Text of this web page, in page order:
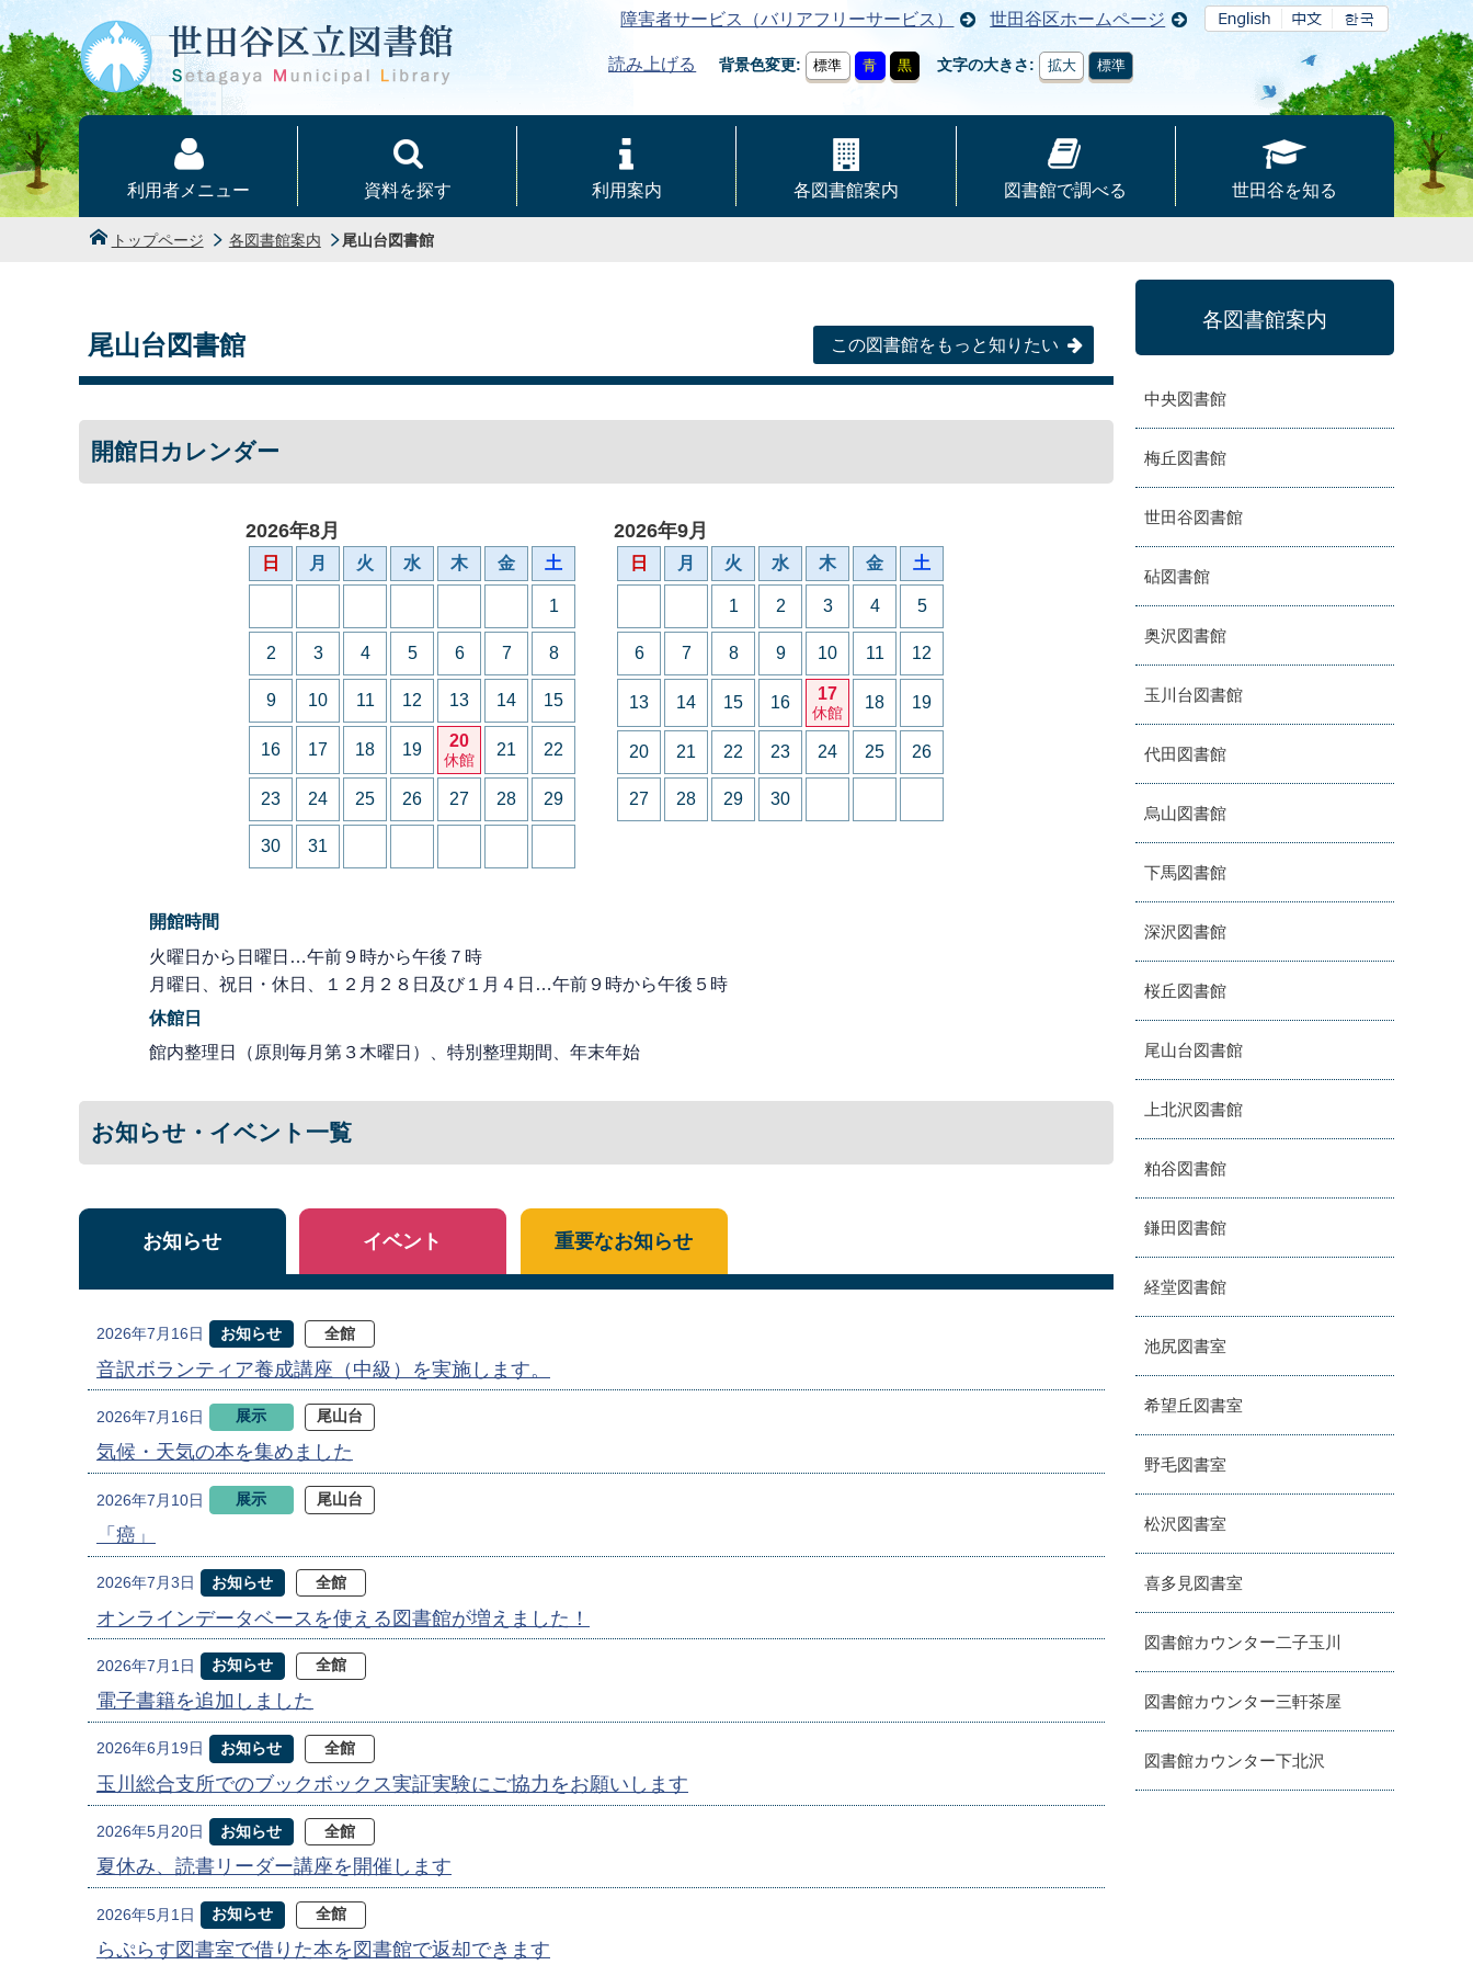
本文へ
障害者サービス（バリアフリーサービス） 世田谷区ホームページ
読み上げる 背景色変更 標準 青 黒 文字の大きさ 拡大 標準
利用者メニュー 資料を探す 利用案内 各図書館案内 図書館で調べる 世田谷を知る
トップページ 各図書館案内 尾山台図書館
尾山台図書館 この図書館をもっと知りたい
開館日カレンダー
2026年8月
日 月 火 水 木 金 土
1
2 3 4 5 6 7 8
9 10 11 12 13 14 15
16 17 18 19 20
休館
21 22
23 24 25 26 27 28 29
30 31
2026年9月
日 月 火 水 木 金 土
1 2 3 4 5
6 7 8 9 10 11 12
13 14 15 16 17
休館
18 19
20 21 22 23 24 25 26
27 28 29 30
開館時間
火曜日から日曜日…午前９時から午後７時
月曜日、祝日・休日、１２月２８日及び１月４日…午前９時から午後５時
休館日
館内整理日（原則毎月第３木曜日）、特別整理期間、年末年始
お知らせ・イベント一覧
お知らせ
2026年7月16日 お知らせ 全館
音訳ボランティア養成講座（中級）を実施します。
2026年7月16日 展示 尾山台
気候・天気の本を集めました
2026年7月10日 展示 尾山台
「癌」
2026年7月3日 お知らせ 全館
オンラインデータベースを使える図書館が増えました！
2026年7月1日 お知らせ 全館
電子書籍を追加しました
2026年6月19日 お知らせ 全館
玉川総合支所でのブックボックス実証実験にご協力をお願いします
2026年5月20日 お知らせ 全館
夏休み、読書リーダー講座を開催します
2026年5月1日 お知らせ 全館
らぷらす図書室で借りた本を図書館で返却できます
イベント 重要なお知らせ
各図書館案内
中央図書館
梅丘図書館
世田谷図書館
砧図書館
奥沢図書館
玉川台図書館
代田図書館
烏山図書館
下馬図書館
深沢図書館
桜丘図書館
尾山台図書館
上北沢図書館
粕谷図書館
鎌田図書館
経堂図書館
池尻図書室
希望丘図書室
野毛図書室
松沢図書室
喜多見図書室
図書館カウンター二子玉川
図書館カウンター三軒茶屋
図書館カウンター下北沢